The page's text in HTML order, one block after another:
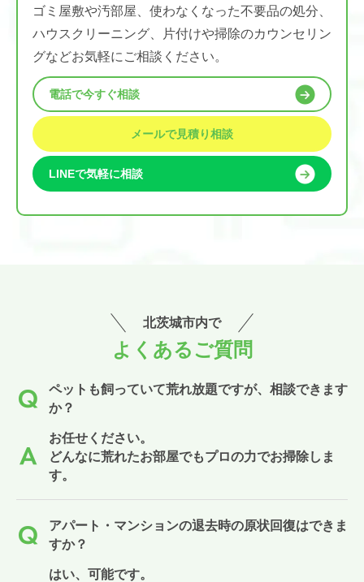
ゴミ屋敷や汚部屋、使わなくなった不要品の処分、
ハウスクリーニング、片付けや掃除のカウンセリン
グなどお気軽にご相談ください。
電話で今すぐ相談
メールで見積り相談
LINEで気軽に相談
北茨城市内で
よくあるご質問
ペットも飼っていて荒れ放題ですが、相談できます
か？
お任せください。
どんなに荒れたお部屋でもプロの力でお掃除しま
す。
アパート・マンションの退去時の原状回復はできま
すか？
はい、可能です。